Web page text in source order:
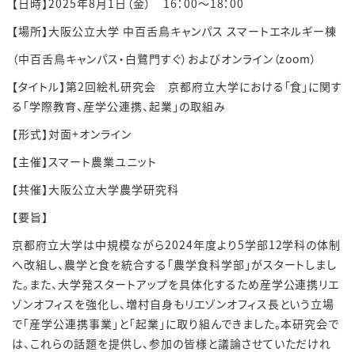
【日時】2025年8月1日（金） 16：00～18：00
【場所】大阪公立大学 中百舌鳥キャンパス スマートエネルギー棟
（中百舌鳥キャンパス・白鷺門すぐ）およびオンライン（zoom）
【タイトル】第2回絵札研究会 京都府立大学における「食」に関す
る「学際教育、産学公連携、起業」の取組み
【形式】対面+オンライン
【主催】スマート農業ユニット
【共催】大阪公立大学農学研究科
【要旨】
京都府立大学は中規模ながら2024年度より5学部12学科の体制
へ改組し、農学と食を統合する「農学食科学部」がスタートしまし
た。また、大学発スタートアップを具体化するため産学公連携リエ
ゾンオフィスを強化し、増村自身もリエゾンオフィス長という立場
で「産学公連携事業」と「起業」に取り組んできました。本研究会で
は、これらの話題を提供し、参加の皆様と議論させていただけれ